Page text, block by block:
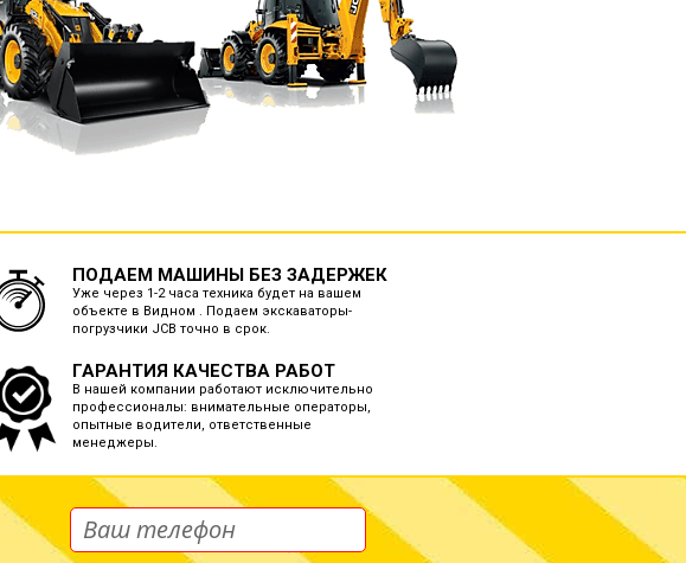
ПОДАЕМ МАШИНЫ БЕЗ ЗАДЕРЖЕК
Уже через 1-2 часа техника будет на вашем
объекте в Видном . Подаем экскаваторы-
погрузчики JCB точно в срок.
ГАРАНТИЯ КАЧЕСТВА РАБОТ
В нашей компании работают исключительно
профессионалы: внимательные операторы,
опытные водители, ответственные
менеджеры.